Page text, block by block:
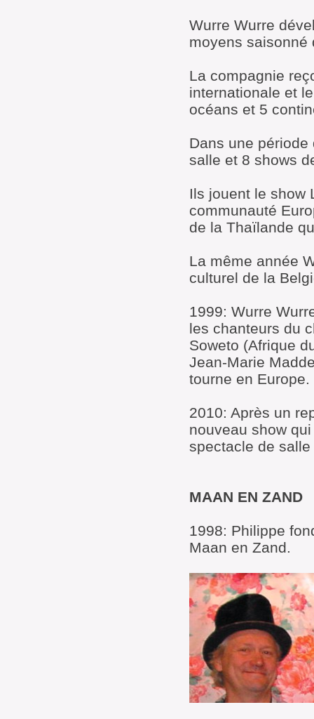
Wurre Wurre
moyens saisonné
La compagnie
internationale et
océans et 5
Dans une
salle et 8 shows
Ils jouent le show
communauté
de la Thaïlande
La même année
culturel de la
1999: Wurre
les chanteurs du
Soweto (Afrique
Jean-Marie
tourne en Europe.
2010: Après un
nouveau show
spectacle de
MAAN EN ZAND
1998: Philippe
Maan en Zand.